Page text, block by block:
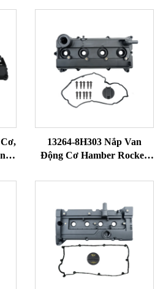
13264-8H303 Nắp Van
Động Cơ Hamber Rocker
Rocker Phù Hợp Với Nissan
132648H300